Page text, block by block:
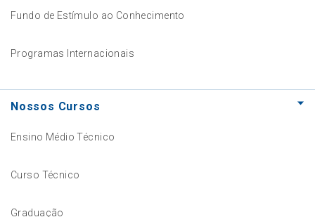
Fundo de Estímulo ao Conhecimento
Programas Internacionais
Nossos Cursos
Ensino Médio Técnico
Curso Técnico
Graduação